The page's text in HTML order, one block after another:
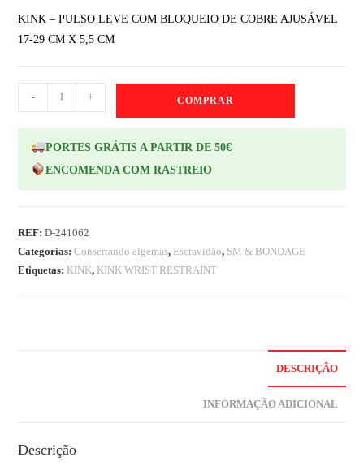
KINK – PULSO LEVE COM BLOQUEIO DE COBRE AJUSÁVEL
17-29 CM X 5,5 CM
- + COMPRAR
PORTES GRÁTIS A PARTIR DE 50€
ENCOMENDA COM RASTREIO
REF:D-241062
Categorias:Consertando algemas, Escravidão, SM & BONDAGE
Etiquetas: KINK, KINK WRIST RESTRAINT
DESCRIÇÃO
INFORMAÇÃO ADICIONAL
Descrição